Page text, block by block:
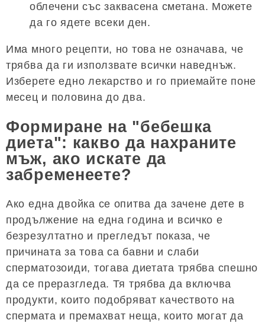
облечени със заквасена сметана. Можете
да го ядете всеки ден.
Има много рецепти, но това не означава, че
трябва да ги използвате всички наведнъж.
Изберете едно лекарство и го приемайте поне
месец и половина до два.
Формиране на "бебешка
диета": какво да нахраните
мъж, ако искате да
забременеете?
Ако една двойка се опитва да зачене дете в
продължение на една година и всичко е
безрезултатно и прегледът показа, че
причината за това са бавни и слаби
сперматозоиди, тогава диетата трябва спешно
да се преразгледа. Тя трябва да включва
продукти, които подобряват качеството на
спермата и премахват неща, които могат да